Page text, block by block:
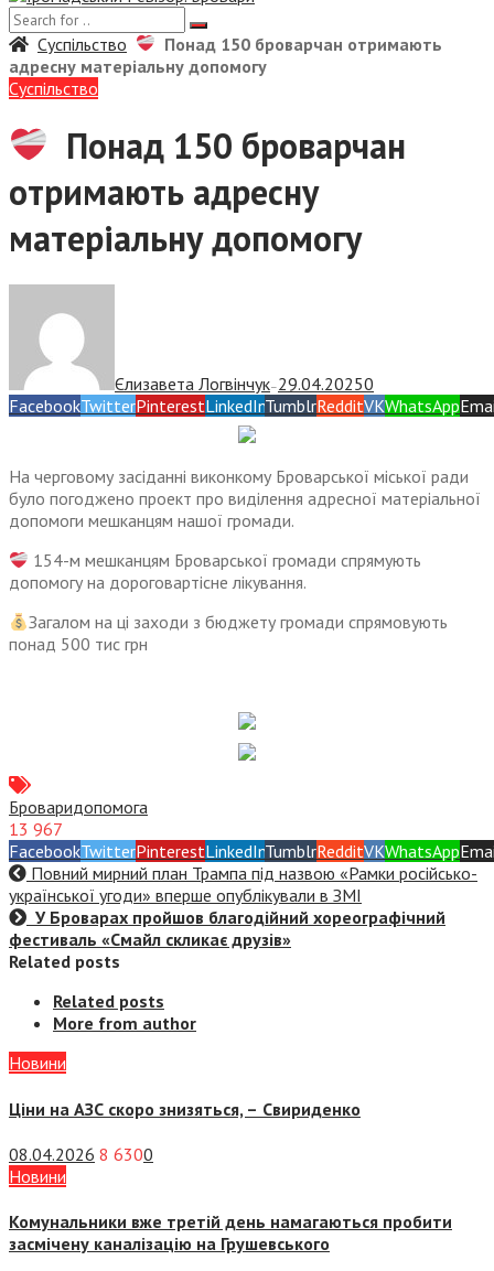
Суспiльство
Понад 150 броварчан отримають
адресну матеріальну допомогу
Суспiльство
Понад 150 броварчан
отримають адресну
матеріальну допомогу
Єлизавета Логвінчук— 29.04.20250
FacebookTwitterPinterestLinkedInTumblrRedditVKWhatsApp
На черговому засіданні виконкому Броварської міської ради
було погоджено проект про виділення адресної матеріальної
допомоги мешканцям нашої громади.
154-м мешканцям Броварської громади спрямують
допомогу на дороговартісне лікування.
Загалом на ці заходи з бюджету громади спрямовують
понад 500 тис грн
Броваридопомога
13 967
FacebookTwitterPinterestLinkedInTumblrRedditVKWhatsApp
Повний мирний план Трампа під назвою «‎Рамки російсько-
української угоди» вперше опублікували в ЗМІ
У Броварах пройшов благодійний хореографічний
фестиваль «Смайл скликає друзів»
Related posts
Related posts
More from author
Новини
Ціни на АЗС скоро знизяться, – Свириденко
08.04.2026 8 6300
Новини
Комунальники вже третій день намагаються пробити
засмічену каналізацію на Грушевського